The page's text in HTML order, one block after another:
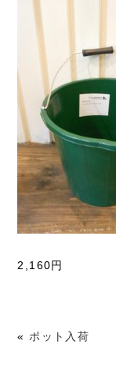
2,160円
« ポット入荷